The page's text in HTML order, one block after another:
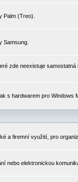
Palm (Treo).
Samsung.
zde neexistuje
s hardwarem pro Windows
a firemní využití, pro
nebo elektronickou